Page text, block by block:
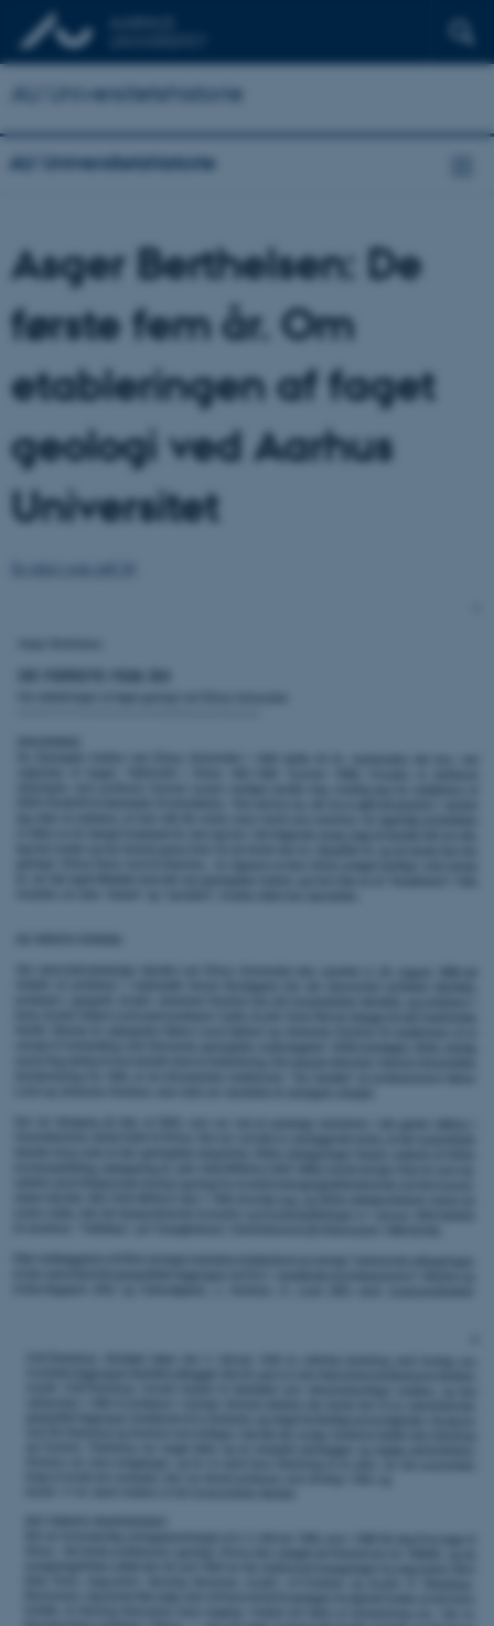
AU Universitetshistorie
AU Universitetshistorie
Asger Berthelsen: De
første fem år. Om
etableringen af faget
geologi ved Aarhus
Universitet